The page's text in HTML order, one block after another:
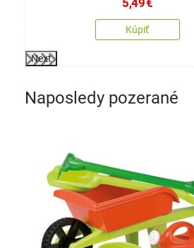
Kúpiť
Next
Naposledy pozerané